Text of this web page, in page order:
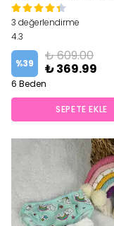
3 değerlendirme
4.3
%39
₺ 609.00
₺ 369.99
6 Beden
SEPETE EKLE